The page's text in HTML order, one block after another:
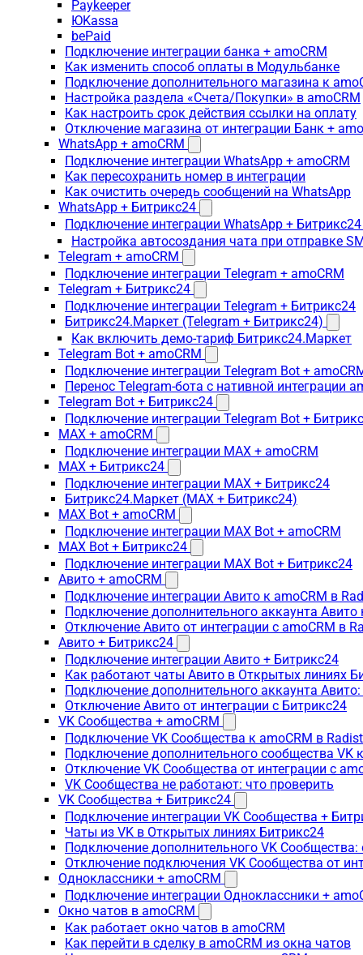
Paykeeper
ЮKassa
bePaid
Подключение интеграции банка + amoCRM
Как изменить способ оплаты в Модульбанке
Подключение дополнительного магазина к
Настройка раздела «Счета/Покупки» в amoCRM
Как настроить срок действия ссылки на оплату
Отключение магазина от интеграции Банк +
WhatsApp + amoCRM
Подключение интеграции WhatsApp + amoCRM
Как пересохранить номер в интеграции
Как очистить очередь сообщений на WhatsApp
WhatsApp + Битрикс24
Подключение интеграции WhatsApp + Битрикс24
Настройка автосоздания чата при отправке
Telegram + amoCRM
Подключение интеграции Telegram + amoCRM
Telegram + Битрикс24
Подключение интеграции Telegram + Битрикс24
Битрикс24.Маркет (Telegram + Битрикс24)
Как включить демо-тариф Битрикс24.Маркет
Telegram Bot + amoCRM
Подключение интеграции Telegram Bot +
Перенос Telegram-бота с нативной интеграции
Telegram Bot + Битрикс24
Подключение интеграции Telegram Bot +
MAX + amoCRM
Подключение интеграции MAX + amoCRM
MAX + Битрикс24
Подключение интеграции MAX + Битрикс24
Битрикс24.Маркет (MAX + Битрикс24)
MAX Bot + amoCRM
Подключение интеграции MAX Bot + amoCRM
MAX Bot + Битрикс24
Подключение интеграции MAX Bot + Битрикс24
Авито + amoCRM
Подключение интеграции Авито к amoCRM в
Подключение дополнительного аккаунта Авито
Отключение Авито от интеграции с amoCRM в
Авито + Битрикс24
Подключение интеграции Авито + Битрикс24
Как работают чаты Авито в Открытых линиях
Подключение дополнительного аккаунта
Отключение Авито от интеграции с Битрикс24
VK Сообщества + amoCRM
Подключение VK Сообщества к amoCRM в
Подключение дополнительного сообщества VK
Отключение VK Сообщества от интеграции с
VK Сообщества не работают: что проверить
VK Сообщества + Битрикс24
Подключение интеграции VK Сообщества +
Чаты из VK в Открытых линиях Битрикс24
Подключение дополнительного VK
Отключение подключения VK Сообщества от
Одноклассники + amoCRM
Подключение интеграции Одноклассники +
Окно чатов в amoCRM
Как работает окно чатов в amoCRM
Как перейти в сделку в amoCRM из окна чатов